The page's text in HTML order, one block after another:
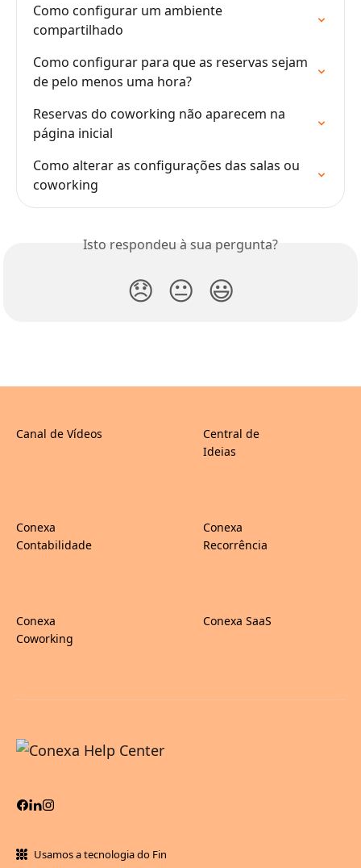
Como configurar um ambiente
compartilhado
Como configurar para que as reservas sejam
de pelo menos uma hora?
Reservas do coworking não aparecem na
página inicial
Como alterar as configurações das salas ou
coworking
Isto respondeu à sua pergunta?
😞 😐 😃
Canal de Vídeos
Central de
Ideias
Conexa
Contabilidade
Conexa
Recorrência
Conexa
Coworking
Conexa SaaS
Usamos a tecnologia do Fin